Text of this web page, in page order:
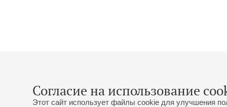
Согласие на использование
Этот сайт использует файлы cookie для улучшения